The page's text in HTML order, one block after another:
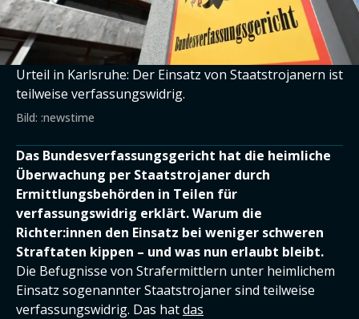
Urteil in Karlsruhe: Der Einsatz von Staatstrojanern ist
teilweise verfassungswidrig.
Bild: :newstime
Das Bundesverfassungsgericht hat die heimliche
Überwachung per Staatstrojaner durch
Ermittlungsbehörden in Teilen für
verfassungswidrig erklärt. Warum die
Richter:innen den Einsatz bei weniger schweren
Straftaten kippen – und was nun erlaubt bleibt.
Die Befugnisse von Strafermittlern unter heimlichem
Einsatz sogenannter Staatstrojaner sind teilweise
verfassungswidrig. Das hatdas